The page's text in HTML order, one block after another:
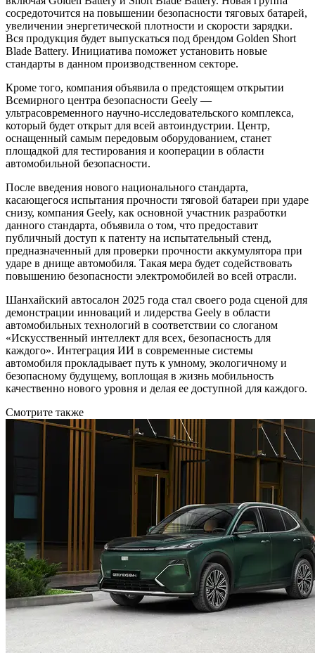
сосредоточится на повышении безопасности тяговых батарей,
увеличении энергетической плотности и скорости зарядки.
Вся продукция будет выпускаться под брендом Golden Short
Blade Battery. Инициатива поможет установить новые
стандарты в данном производственном секторе.
Кроме того, компания объявила о предстоящем открытии
Всемирного центра безопасности Geely —
ультрасовременного научно-исследовательского комплекса,
который будет открыт для всей автоиндустрии. Центр,
оснащенный самым передовым оборудованием, станет
площадкой для тестирования и кооперации в области
автомобильной безопасности.
После введения нового национального стандарта,
касающегося испытания прочности тяговой батареи при ударе
снизу, компания Geely, как основной участник разработки
данного стандарта, объявила о том, что предоставит
публичный доступ к патенту на испытательный стенд,
предназначенный для проверки прочности аккумулятора при
ударе в днище автомобиля. Такая мера будет содействовать
повышению безопасности электромобилей во всей отрасли.
Шанхайский автосалон 2025 года стал своего рода сценой для
демонстрации инноваций и лидерства Geely в области
автомобильных технологий в соответствии со слоганом
«Искусственный интеллект для всех, безопасность для
каждого». Интеграция ИИ в современные системы
автомобиля прокладывает путь к умному, экологичному и
безопасному будущему, воплощая в жизнь мобильность
качественно нового уровня и делая ее доступной для каждого.
Смотрите также